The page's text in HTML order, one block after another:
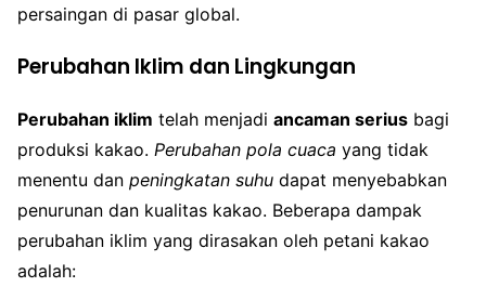
persaingan di pasar global.
Perubahan Iklim dan Lingkungan
Perubahan iklim telah menjadi ancaman serius bagi
produksi kakao. Perubahan pola cuaca yang tidak
menentu dan peningkatan suhu dapat menyebabkan
penurunan dan kualitas kakao. Beberapa dampak
perubahan iklim yang dirasakan oleh petani kakao
adalah: